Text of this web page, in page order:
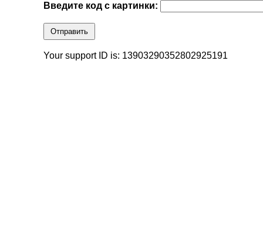
Введите код с картинки:
Отправить
Your support ID is: 13903290352802925191